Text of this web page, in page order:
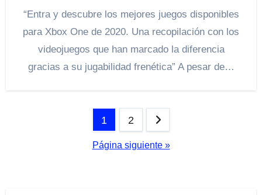
“Entra y descubre los mejores juegos disponibles
para Xbox One de 2020. Una recopilación con los
videojuegos que han marcado la diferencia
gracias a su jugabilidad frenética” A pesar de…
Paginación
1 2
Página siguiente »